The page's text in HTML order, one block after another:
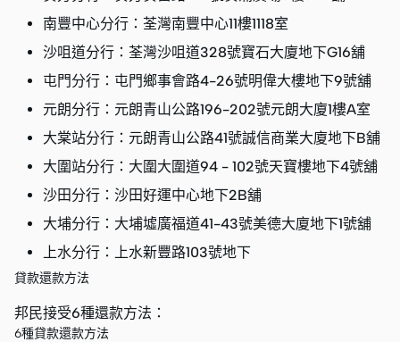
南豐中心分行：荃灣南豐中心11樓1118室
沙咀道分行：荃灣沙咀道328號寶石大廈地下G16舖
屯門分行：屯門鄉事會路4-26號明偉大樓地下9號舖
元朗分行：元朗青山公路196-202號元朗大廈1樓A室
大棠站分行：元朗青山公路41號誠信商業大廈地下B舖
大圍站分行：大圍大圍道94 - 102號天寶樓地下4號舖
沙田分行：沙田好運中心地下2B舖
大埔分行：大埔墟廣福道41-43號美德大廈地下1號舖
上水分行：上水新豐路103號地下
貸款還款方法
邦民接受6種還款方法：
6種貸款還款方法